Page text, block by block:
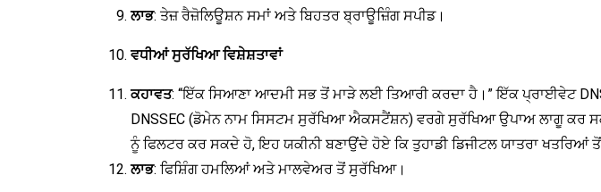
ਲਾਭ: ਤੇਜ਼ ਰੈਜ਼ੋਲਿਊਸ਼ਨ ਸਮਾਂ ਅਤੇ ਬਿਹਤਰ ਬ੍ਰਾਊਜ਼ਿੰਗ ਸਪੀਡ।
ਵਧੀਆਂ ਸੁਰੱਖਿਆ ਵਿਸ਼ੇਸ਼ਤਾਵਾਂ
ਕਹਾਵਤ: “ਇੱਕ ਸਿਆਣਾ ਆਦਮੀ ਸਭ ਤੋਂ ਮਾੜੇ ਲਈ ਤਿਆਰੀ ਕਰਦਾ ਹੈ।” ਇੱਕ ਪ੍ਰਾਈਵੇਟ
DNSSEC (ਡੋਮੇਨ ਨਾਮ ਸਿਸਟਮ ਸੁਰੱਖਿਆ ਐਕਸਟੈਂਸ਼ਨ) ਵਰਗੇ ਸੁਰੱਖਿਆ ਉਪਾਅ ਲਾਗੂ ਕਰ
ਨੂੰ ਫਿਲਟਰ ਕਰ ਸਕਦੇ ਹੋ, ਇਹ ਯਕੀਨੀ ਬਣਾਉਂਦੇ ਹੋਏ ਕਿ ਤੁਹਾਡੀ ਡਿਜੀਟਲ ਯਾਤਰਾ ਖਤਰਿਆਂ
ਲਾਭ: ਫਿਸ਼ਿੰਗ ਹਮਲਿਆਂ ਅਤੇ ਮਾਲਵੇਅਰ ਤੋਂ ਸੁਰੱਖਿਆ।